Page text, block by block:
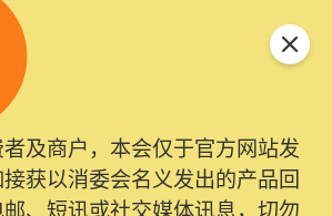
及商户，本会仅于官方网站发
获以消委会名义发出的产品回
关闭